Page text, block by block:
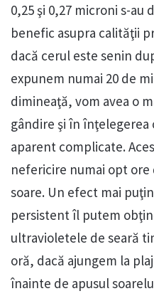
0,25 şi 0,27 microni s-au
benefic asupra calităţii
dacă cerul este senin
expunem numai 20 de
dimineaţă, vom avea o
gândire şi în
aparent complicate.
nefericire numai opt ore
soare. Un efect mai
persistent îl putem
ultravioletele de seară
oră, dacă ajungem la
înainte de apusul